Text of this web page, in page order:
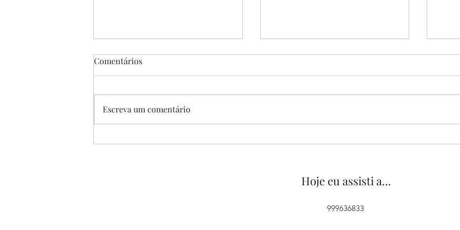
Comentários
Escreva um comentário
Hoje eu assisti a...
999636833